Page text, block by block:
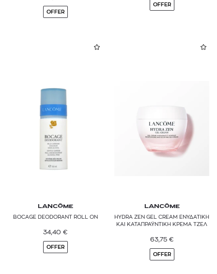
OFFER
OFFER
LANCÔME
BOCAGE DEODORANT ROLL ON
34,40 €
OFFER
LANCÔME
HYDRA ZEN GEL CREAM ΕΝΥΔΑΤΙΚΗ
ΚΑΙ ΚΑΤΑΠΡΑΫΝΤΙΚΗ ΚΡΕΜΑ ΤΖΕΛ
63,75 €
OFFER